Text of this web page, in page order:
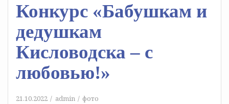
Конкурс «Бабушкам и
дедушкам
Кисловодска – с
любовью!»
21.10.2022 admin фото